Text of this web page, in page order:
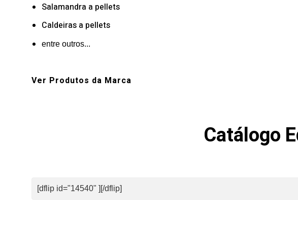
Salamandra a pellets
Caldeiras a pellets
entre outros...
Ver Produtos da Marca
Catálogo
[dflip id="14540" ][/dflip]